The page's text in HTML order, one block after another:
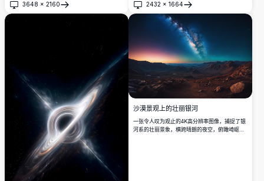
3648 × 2160
打开
光，被星光点点的宇宙和远处的神秘银河所框
住。非常适合太空爱好者，这款超详细的壁纸为
您的桌面或移动设备带来宇宙之美，是科幻迷寻
求星际背景的理想选择。
2432 × 1664
打开
沙漠景观上的壮丽银河
一张令人叹为观止的4K高分辨率图像，捕捉了银
河系的壮丽景象，横跨晴朗的夜空，俯瞰崎岖的